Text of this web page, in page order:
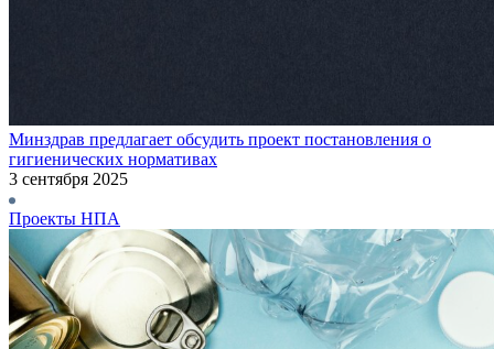
Минздрав предлагает обсудить проект постановления о
гигиенических нормативах
3 сентября 2025
Проекты НПА